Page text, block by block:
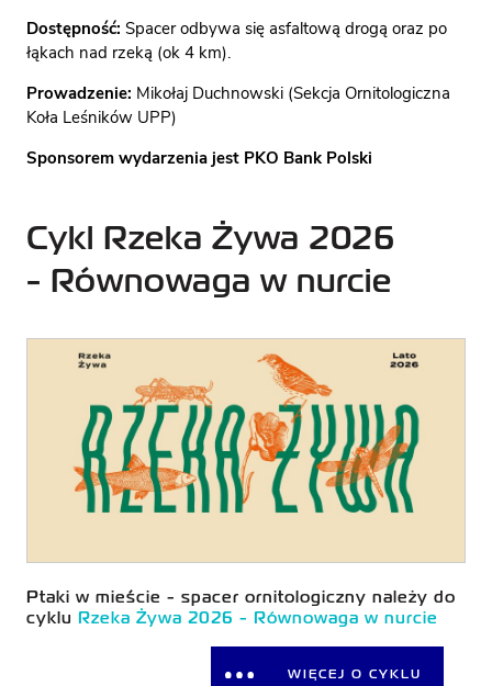
Dostępność: Spacer odbywa się asfaltową drogą oraz po
łąkach nad rzeką (ok 4 km).
Prowadzenie: Mikołaj Duchnowski (Sekcja Ornitologiczna
Koła Leśników UPP)
Sponsorem wydarzenia jest PKO Bank Polski
Cykl Rzeka Żywa 2026
- Równowaga w nurcie
Ptaki w mieście - spacer ornitologiczny należy do
cyklu
Rzeka Żywa 2026 - Równowaga w nurcie
WIĘCEJ O CYKLU